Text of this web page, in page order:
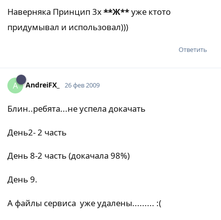
Наверняка Принцип 3х**Ж**уже ктото
придумывал и использовал)))
Ответить
A AndreiFX_ 26 фев 2009
Блин..ребята...не успела докачать
День2- 2 часть
День 8-2 часть (докачала 98%)
День 9.
А файлы сервиса уже удалены......... :(